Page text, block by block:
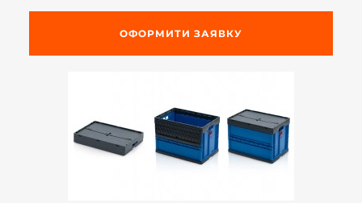
ОФОРМИТИ ЗАЯВКУ